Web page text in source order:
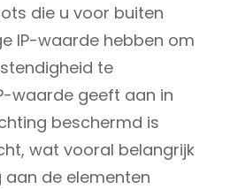
die u voor buiten
IP-waarde hebben om
te
waarde geeft aan in
beschermd is
wat vooral belangrijk
de elementen